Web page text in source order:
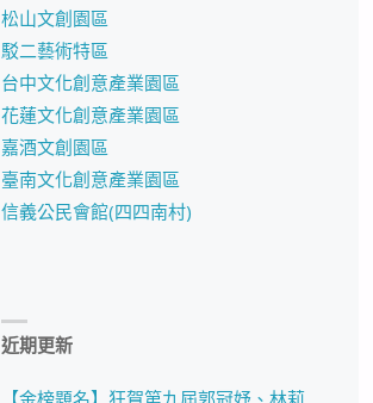
松山文創園區
駁二藝術特區
台中文化創意產業園區
花蓮文化創意產業園區
嘉酒文創園區
臺南文化創意產業園區
信義公民會館(四四南村)
近期更新